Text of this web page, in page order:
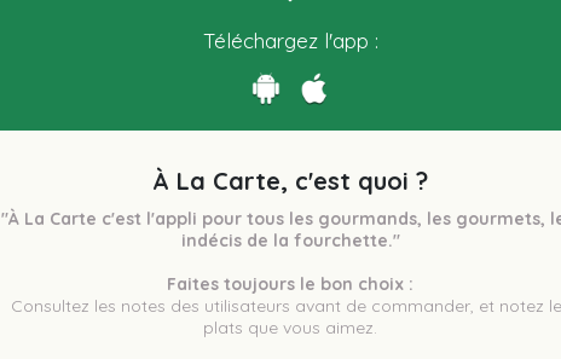
Téléchargez l'app :
À La Carte, c'est quoi ?
"À La Carte c'est l'appli pour tous les gourmands, les gourmets,
indécis de la fourchette."
Faites toujours le bon choix :
plats que vous aimez.